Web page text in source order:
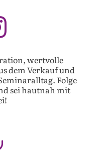
wertvolle
dem Verkauf und
Folge
sei hautnah mit